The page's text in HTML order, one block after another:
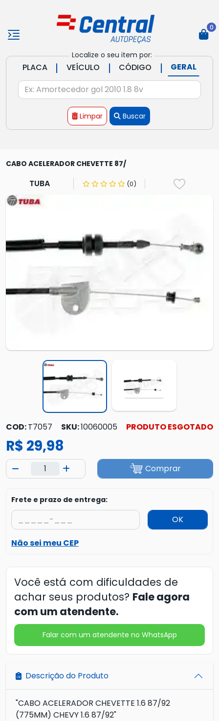
Localize o seu item por:
PLACA | VEÍCULO | CÓDIGO | GERAL
Limpar Buscar
0
CABO ACELERADOR CHEVETTE 87/
TUBA (0)
COD:T7057 SKU:10060005 PRODUTO ESGOTADO
R$ 29,98
Comprar
Frete e prazo de entrega:
OK
Não sei meu CEP
Você está com dificuldades de
achar seus produtos? Fale agora
com um atendente.
Falar com um atendente no WhatsApp
Descrição do Produto
"CABO ACELERADOR CHEVETTE 1.6 87/92
(775MM) CHEVY 1.6 87/92"